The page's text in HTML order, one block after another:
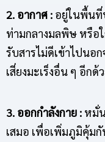
2. อากาศ : อยู่ในพื้นที่
ท่ามกลางมลพิษ หรือ
รับสารไม่ดีเข้าไปนอก
เสี่ยงมะเร็งอื่น ๆ อีกด้
3. ออกกำลังกาย : หมั่
เสมอ เพื่อเพิ่มภูมิคุ้ม